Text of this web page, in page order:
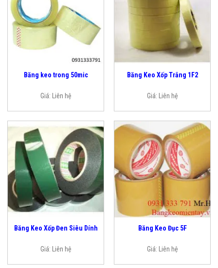
Băng keo trong 50mic
Giá: Liên hệ
Băng Keo Xốp Trắng 1F2
Giá: Liên hệ
Băng Keo Xốp Đen Siêu Dính
Giá: Liên hệ
Băng Keo Đục 5F
Giá: Liên hệ